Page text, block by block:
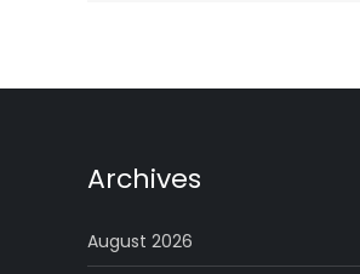
Archives
August 2026